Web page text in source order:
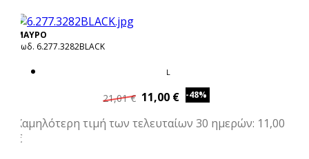
ΜΑΥΡΟ
Κωδ. 6.277.3282BLACK
L
21,01 € 11,00 € -48%
Χαμηλότερη τιμή των τελευταίων 30 ημερών: 11,00
€